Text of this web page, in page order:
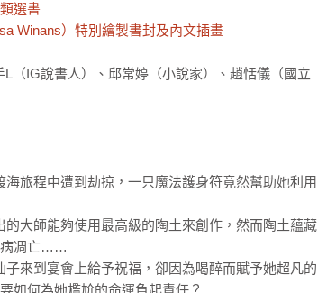
選書
Winans）特別繪製書封及內文插畫
（IG說書人）、邱常婷（小說家）、趙恬儀（國立
旅程中遭到劫掠，一只魔法護身符竟然幫助她利用
大師能夠使用最高級的陶土來創作，然而陶土蘊藏
病凋亡……
來到宴會上給予祝福，卻因為喝醉而賦予她超凡的
如何為她尷尬的命運負起責任？